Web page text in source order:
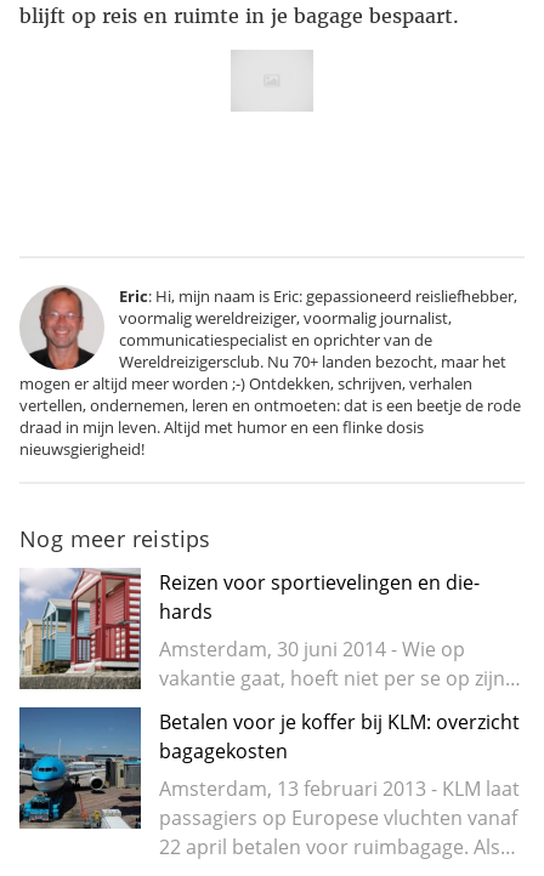
blijft op reis en ruimte in je bagage bespaart.
Eric: Hi, mijn naam is Eric: gepassioneerd reisliefhebber,
voormalig wereldreiziger, voormalig journalist,
communicatiespecialist en oprichter van de
Wereldreizigersclub. Nu 70+ landen bezocht, maar het
mogen er altijd meer worden ;-) Ontdekken, schrijven, verhalen
vertellen, ondernemen, leren en ontmoeten: dat is een beetje de rode
draad in mijn leven. Altijd met humor en een flinke dosis
nieuwsgierigheid!
Nog meer reistips
Reizen voor sportievelingen en die-
hards
Amsterdam, 30 juni 2014 - Wie op
vakantie gaat, hoeft niet per se op zijn…
Betalen voor je koffer bij KLM: overzicht
bagagekosten
Amsterdam, 13 februari 2013 - KLM laat
passagiers op Europese vluchten vanaf
22 april betalen voor ruimbagage. Als…